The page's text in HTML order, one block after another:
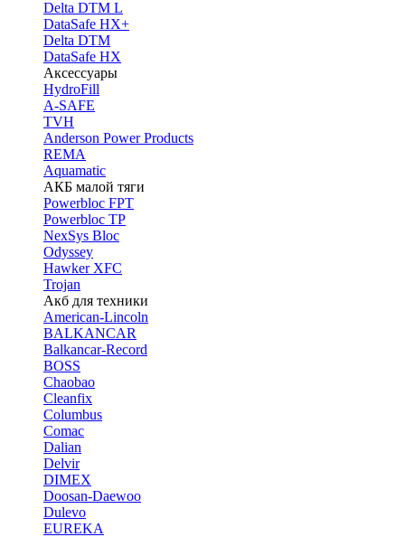
Delta DTM L
DataSafe HX+
Delta DTM
DataSafe HX
Аксессуары
HydroFill
A-SAFE
TVH
Anderson Power Products
REMA
Aquamatic
АКБ малой тяги
Powerbloc FPT
Powerbloc TP
NexSys Bloc
Odyssey
Hawker XFC
Trojan
Акб для техники
American-Lincoln
BALKANCAR
Balkancar-Record
BOSS
Chaobao
Cleanfix
Columbus
Comac
Dalian
Delvir
DIMEX
Doosan-Daewoo
Dulevo
EUREKA